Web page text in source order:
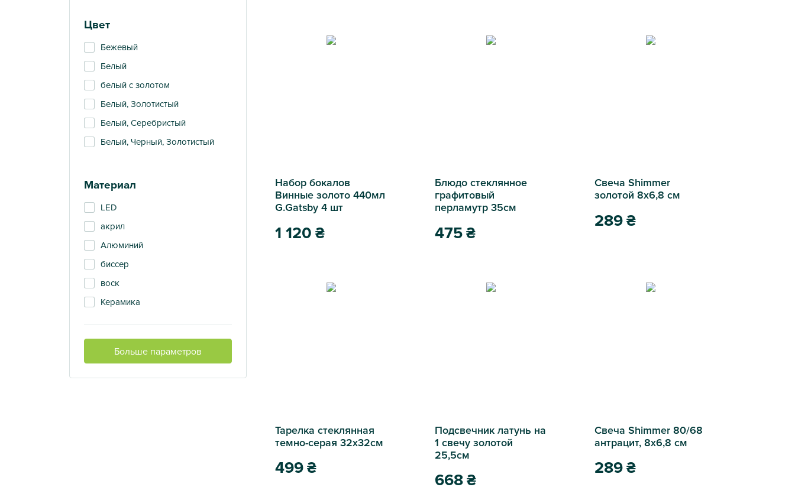
Цвет
Бежевый
Белый
белый с золотом
Белый, Золотистый
Белый, Серебристый
Белый, Черный, Золотистый
Разноцветный
Материал
LED
акрил
Алюминий
биссер
воск
Керамика
МДФ
Металл
органза
Больше параметров
Набор бокалов
Винные золото 440мл
G.Gatsby 4 шт
1 120₴
Блюдо стеклянное
графитовый
перламутр 35см
475₴
Свеча Shimmer
золотой 8х6,8 см
289₴
Тарелка стеклянная
темно-серая 32х32см
499₴
Подсвечник латунь на
1 свечу золотой
25,5см
668₴
Свеча Shimmer 80/68
антрацит, 8х6,8 см
289₴